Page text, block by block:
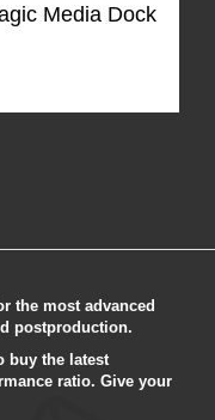
Media Dock
the most advanced
postproduction.
buy the latest
ratio. Give your